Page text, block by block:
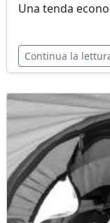
Una tenda
Continua la